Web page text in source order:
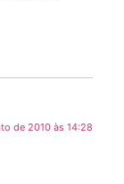
de 2010 às 14:28